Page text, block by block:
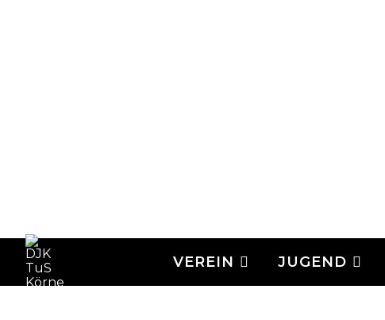
VEREIN JUGEND